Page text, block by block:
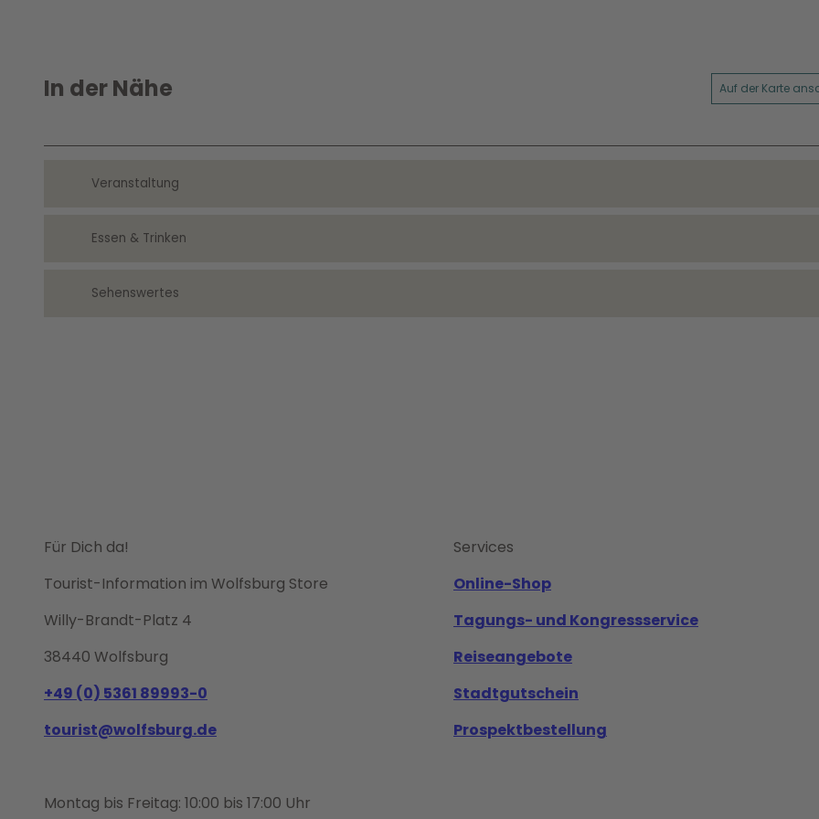
In der Nähe Auf der Karte
Veranstaltung
Essen & Trinken
Sehenswertes
Für Dich da!
Tourist-Information im Wolfsburg Store
Willy-Brandt-Platz 4
38440 Wolfsburg
+49 (0) 5361 89993-0
tourist@wolfsburg.de
Montag bis Freitag: 10:00 bis 17:00 Uhr
Services
Online-Shop
Tagungs- und Kongressservice
Reiseangebote
Stadtgutschein
Prospektbestellung